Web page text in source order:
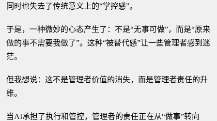
同时也失去了传统意义上的“掌控感”。
于是，一种微妙的心态产生了：不是“无事可做”，而是“原来
做的事不需要我做了”。这种“被替代感”让一些管理者感到迷
茫。
但我想说：这不是管理者价值的消失，而是管理者责任的升
维。
当AI承担了执行和管控，管理者的责任正在从“做事”转向